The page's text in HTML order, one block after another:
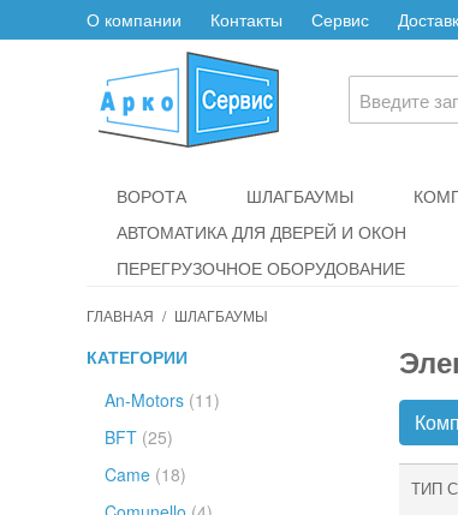
О компании Контакты Сервис
ВОРОТА ШЛАГБАУМЫ
АВТОМАТИКА ДЛЯ ДВЕРЕЙ И ОКОН
ПЕРЕГРУЗОЧНОЕ ОБОРУДОВАНИЕ
ГЛАВНАЯ / ШЛАГБАУМЫ
КАТЕГОРИИ
An-Motors (11)
BFT (25)
Came (18)
ТИП